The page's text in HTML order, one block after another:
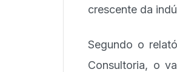
crescente da
Segundo o
Consultoria, o